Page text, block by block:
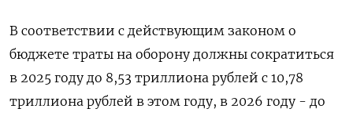
В соответствии с действующим законом о
бюджете траты на оборону должны сократиться
в 2025 году до 8,53 триллиона рублей с 10,78
триллиона рублей в этом году, в 2026 году - до